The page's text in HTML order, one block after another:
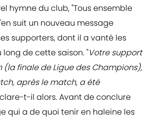
hymne du club, "Tous ensemble
suit un nouveau message
supporters, dont il a vanté les
de cette saison. "Votre support
finale de Ligue des Champions),
après le match, a été
t-il alors. Avant de conclure
qui a de quoi tenir en haleine les